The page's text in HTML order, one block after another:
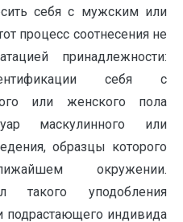
себя с мужским или
процесс соотнесения не
принадлежности:
себя с
или женского пола
маскулинного или
образцы которого
окружении.
такого уподобления
подрастающего индивида